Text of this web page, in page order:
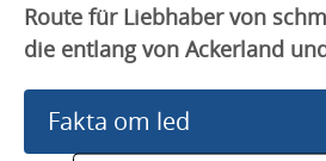
Route für Liebhaber von
die entlang von Ackerland
Fakta om led